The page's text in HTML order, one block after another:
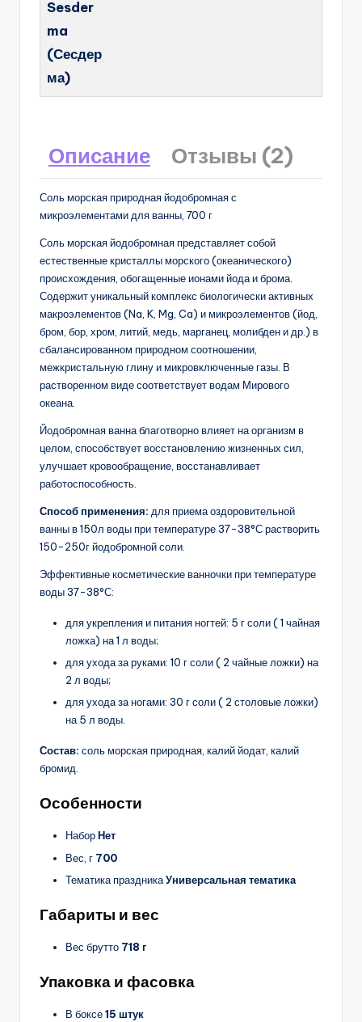
Sesder
ma
(Сесдер
ма)
Описание Отзывы (2)
Соль морская природная йодобромная с
микроэлементами для ванны, 700 г
Соль морская йодобромная представляет собой
естественные кристаллы морского (океанического)
происхождения, обогащенные ионами йода и брома.
Содержит уникальный комплекс биологически активных
макроэлементов (Na, K, Mg, Ca) и микроэлементов (йод,
бром, бор, хром, литий, медь, марганец, молибден и др.) в
сбалансированном природном соотношении,
межкристальную глину и микровключенные газы. В
растворенном виде соответствует водам Мирового
океана.
Йодобромная ванна благотворно влияет на организм в
целом, способствует восстановлению жизненных сил,
улучшает кровообращение, восстанавливает
работоспособность.
Способ применения: для приема оздоровительной
ванны в 150л воды при температуре 37-38°С растворить
150-250г йодобромной соли.
Эффективные косметические ванночки при температуре
воды 37-38°С:
для укрепления и питания ногтей: 5 г соли ( 1 чайная
ложка) на 1 л воды;
для ухода за руками: 10 г соли ( 2 чайные ложки) на
2 л воды;
для ухода за ногами: 30 г соли ( 2 столовые ложки)
на 5 л воды.
Состав: соль морская природная, калий йодат, калий
бромид.
Особенности
НаборНет
Вес, г 700
Тематика праздникаУниверсальная тематика
Габариты и вес
Вес брутто 718 г
Упаковка и фасовка
В боксе15 штук